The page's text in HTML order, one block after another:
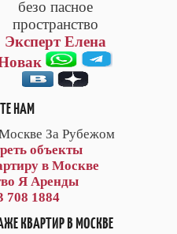
безо пасное
пространство
Эксперт Елена
НАМ
За Рубежом
объекты
в Москве
Я Аренды
708 1884
КВАРТИР В МОСКВЕ